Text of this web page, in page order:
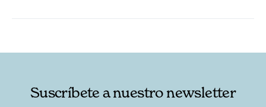
Suscríbete a nuestro newsletter